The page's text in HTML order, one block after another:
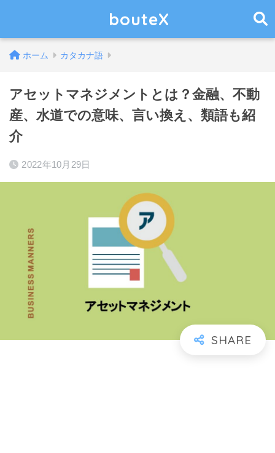
bouteX
ホーム カタカナ語
アセットマネジメントとは？金融、不動
産、水道での意味、言い換え、類語も紹
介
2022年10月29日